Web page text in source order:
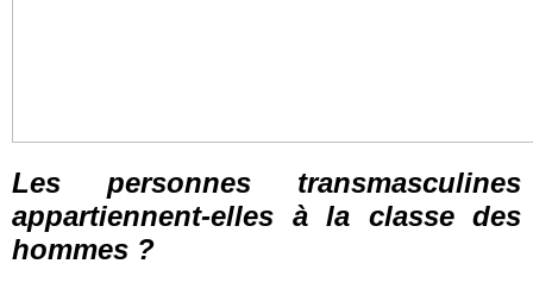
Les personnes transmasculines
appartiennent-elles à la classe des
hommes ?